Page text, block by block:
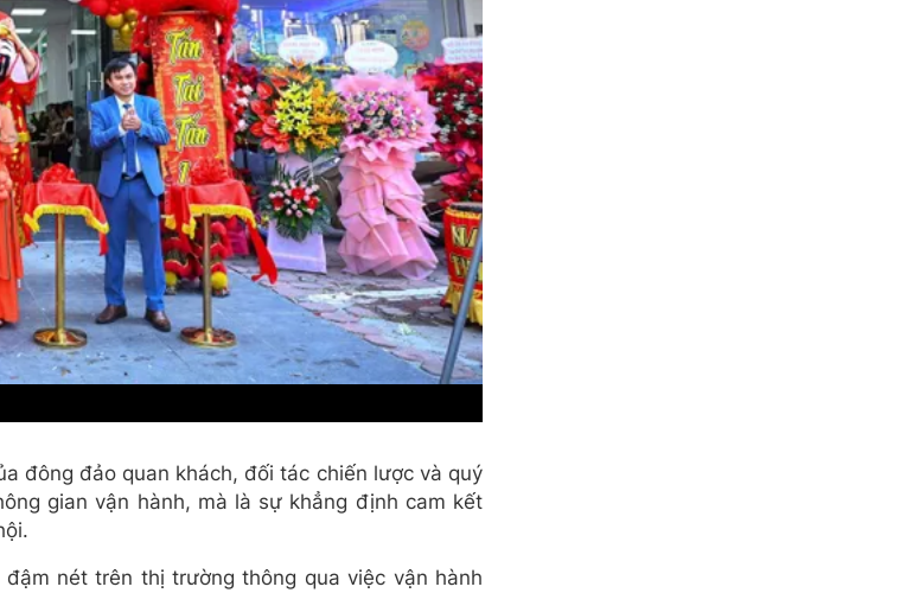
đông đảo quan khách, đối tác chiến lược và quý
gian vận hành, mà là sự khẳng định cam kết
nét trên thị trường thông qua việc vận hành